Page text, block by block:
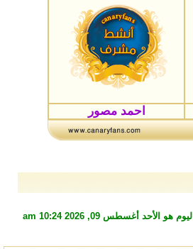
احمد مصور
اليوم هو الأحد أغسطس 09, 2026 10:24 am